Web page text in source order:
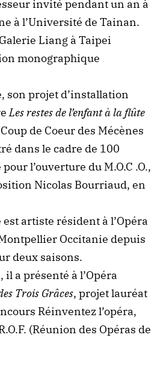
invité pendant un an à
à l’Université de Tainan.
Liang à Taipei
monographique
son projet d’installation
Les restes de l’enfant à la flûte
de Coeur des Mécènes
dans le cadre de 100
l’ouverture du M.O.C .O.,
Nicolas Bourriaud, en
artiste résident à l’Opéra
Occitanie depuis
deux saisons.
a présenté à l’Opéra
Trois Grâces, projet lauréat
Réinventez l’opéra,
(Réunion des Opéras de